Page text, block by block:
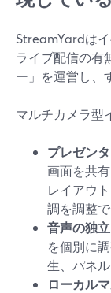
StreamYardは
ライブ配信の有
ー」を運営し、
マルチカメラ型
プレゼン
画面を共
レイアウ
調を調整で
音声の独立
を個別に
生、パネ
ローカル